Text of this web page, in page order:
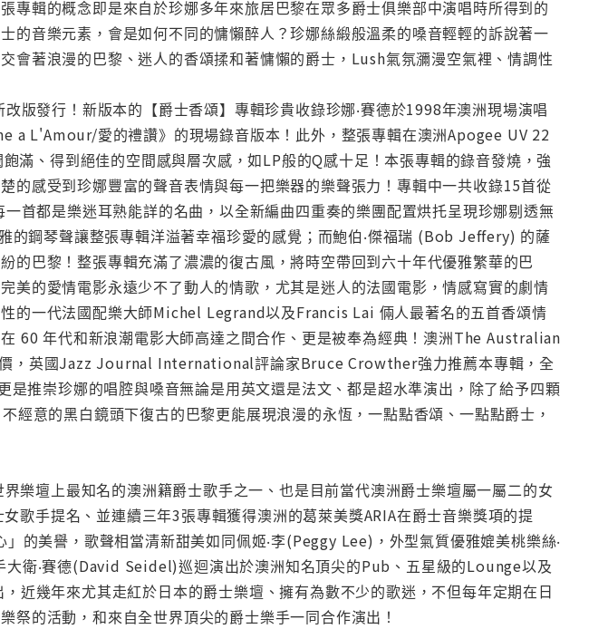
專輯的概念即是來自於珍娜多年來旅居巴黎在眾多爵士俱樂部中演唱時所得到的
的音樂元素，會是如何不同的慵懶醉人？珍娜絲緞般溫柔的嗓音輕輕的訴說著一
會著浪漫的巴黎、迷人的香頌揉和著慵懶的爵士，Lush氣氛瀰漫空氣裡、情調性
版發行！新版本的【爵士香頌】專輯珍貴收錄珍娜‧賽德於1998年澳洲現場演唱
a L'Amour/愛的禮讚》的現場錄音版本！此外，整張專輯在澳洲Apogee UV 22
滿、得到絕佳的空間感與層次感，如LP般的Q感十足！本張專輯的錄音發燒，強
的感受到珍娜豐富的聲音表情與每一把樂器的樂聲張力！專輯中一共收錄15首從
首都是樂迷耳熟能詳的名曲，以全新編曲四重奏的樂團配置烘托呈現珍娜剔透無
鋼琴聲讓整張專輯洋溢著幸福珍愛的感覺；而鮑伯‧傑福瑞 (Bob Jeffery) 的薩
的巴黎！整張專輯充滿了濃濃的復古風，將時空帶回到六十年代優雅繁華的巴
美的愛情電影永遠少不了動人的情歌，尤其是迷人的法國電影，情感寫實的劇情
的一代法國配樂大師Michel Legrand以及Francis Lai 倆人最著名的五首香頌情
60 年代和新浪潮電影大師高達之間合作、更是被奉為經典！澳洲The Australian
，英國Jazz Journal International評論家Bruce Crowther強力推薦本專輯，全
推崇珍娜的唱腔與嗓音無論是用英文還是法文、都是超水準演出，除了給予四顆
經意的黑白鏡頭下復古的巴黎更能展現浪漫的永恆，一點點香頌、一點點爵士，
樂壇上最知名的澳洲籍爵士歌手之一、也是目前當代澳洲爵士樂壇屬一屬二的女
歌手提名、並連續三年3張專輯獲得澳洲的葛萊美獎ARIA在爵士音樂獎項的提
的美譽，歌聲相當清新甜美如同佩姬‧李(Peggy Lee)，外型氣質優雅媲美桃樂絲‧
衛‧賽德(David Seidel)巡迴演出於澳洲知名頂尖的Pub、五星級的Lounge以及
近幾年來尤其走紅於日本的爵士樂壇、擁有為數不少的歌迷，不但每年定期在日
的活動，和來自全世界頂尖的爵士樂手一同合作演出！